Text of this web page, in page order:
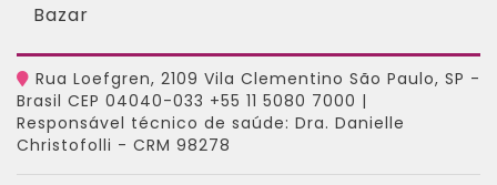
Bazar
Rua Loefgren, 2109 Vila Clementino São Paulo, SP -
Brasil CEP 04040-033 +55 11 5080 7000 |
Responsável técnico de saúde: Dra. Danielle
Christofolli - CRM 98278